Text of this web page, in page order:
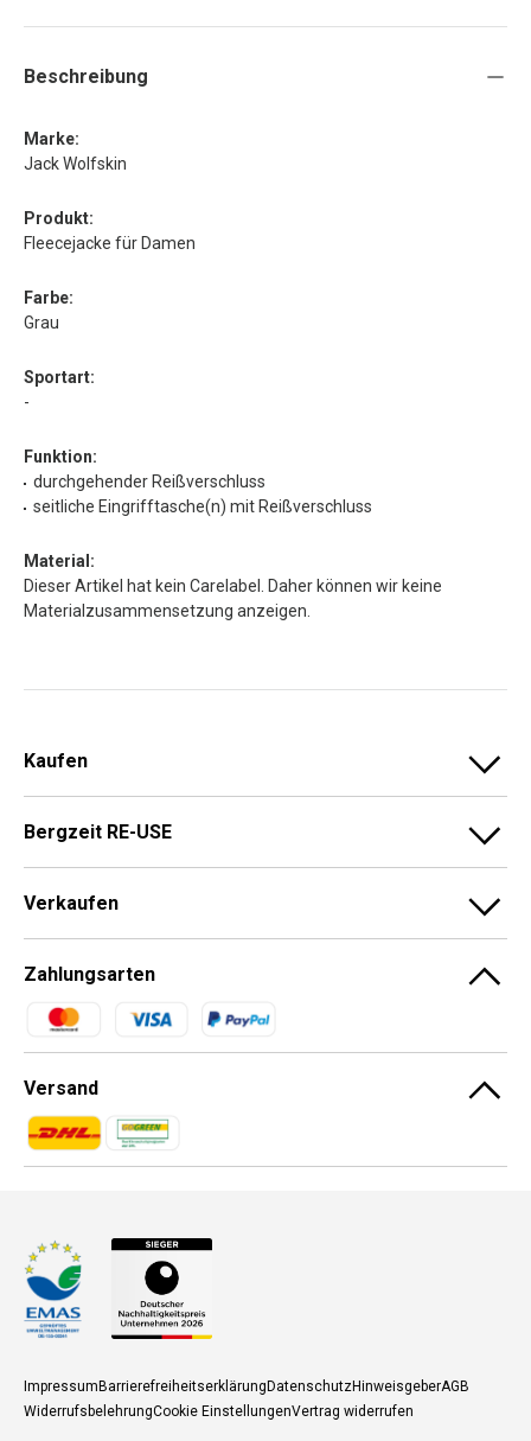
Beschreibung
Marke:
Jack Wolfskin
Produkt:
Fleecejacke für Damen
Farbe:
Grau
Sportart:
-
Funktion:
durchgehender Reißverschluss
seitliche Eingrifftasche(n) mit Reißverschluss
Material:
Dieser Artikel hat kein Carelabel. Daher können wir keine
Materialzusammensetzung anzeigen.
Kaufen
Bergzeit RE-USE
Verkaufen
Zahlungsarten
Zahlungsmethoden
Versand
Zahlungsmethoden
Zahlungsmethoden
ImpressumBarrierefreiheitserklärungDatenschutzHinweisgeberAGB
WiderrufsbelehrungCookie EinstellungenVertrag widerrufen